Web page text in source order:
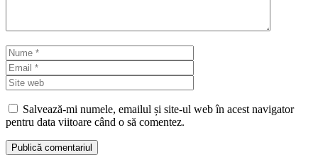
Nume
web
Salvează-mi numele, emailul și site-ul web în acest navigator
pentru data viitoare când o să comentez.